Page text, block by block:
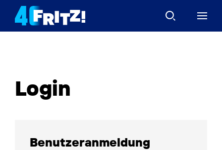
Login
Benutzeranmeldung